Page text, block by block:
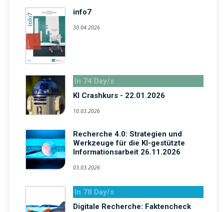
info7
30.04.2026
In 74 Day/s
KI Crashkurs - 22.01.2026
10.03.2026
Recherche 4.0: Strategien und
Werkzeuge für die KI-gestützte
Informationsarbeit 26.11.2026
03.03.2026
In 78 Day/s
Digitale Recherche: Faktencheck